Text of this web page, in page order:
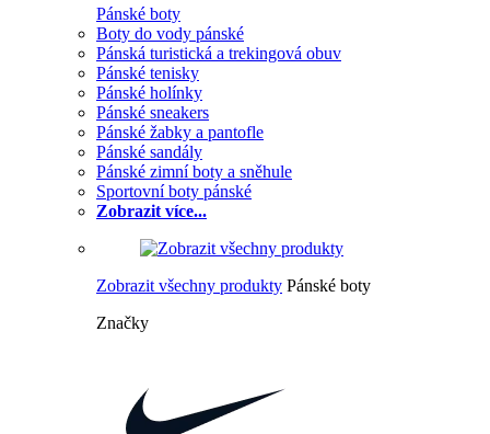
Pánské boty
Boty do vody pánské
Pánská turistická a trekingová obuv
Pánské tenisky
Pánské holínky
Pánské sneakers
Pánské žabky a pantofle
Pánské sandály
Pánské zimní boty a sněhule
Sportovní boty pánské
Zobrazit více...
Zobrazit všechny produkty Pánské boty
Značky